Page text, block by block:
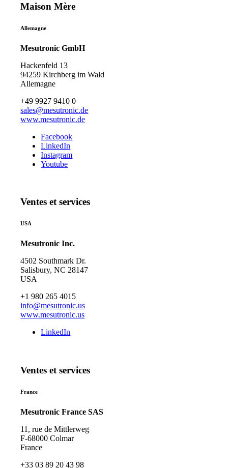
Maison Mère
Allemagne
Mesutronic GmbH
Hackenfeld 13
94259 Kirchberg im Wald
Allemagne
+49 9927 9410 0
sales@mesutronic.de
www.mesutronic.de
Facebook
LinkedIn
Instagram
Youtube
Ventes et services
USA
Mesutronic Inc.
4502 Southmark Dr.
Salisbury, NC 28147
USA
+1 980 265 4015
info@mesutronic.us
www.mesutronic.us
LinkedIn
Ventes et services
France
Mesutronic France SAS
11, rue de Mittlerweg
F-68000 Colmar
France
+33 03 89 20 43 98